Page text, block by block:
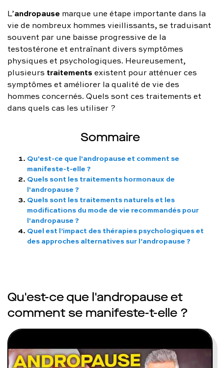
01 86 65 17 33
contact@charles.co
L’andropause marque une étape importante dans la
vie de nombreux hommes vieillissants, se traduisant
souvent par une baisse progressive de la
testostérone et entraînant divers symptômes
physiques et psychologiques. Heureusement,
plusieurs traitementsexistent pour atténuer ces
symptômes et améliorer la qualité de vie des
hommes concernés. Quels sont ces traitements et
dans quels cas les utiliser ?
Sommaire
Qu'est-ce que l'andropause et comment se
manifeste-t-elle ?
Quels sont les traitements hormonaux de
l'andropause ?
Quels sont les traitements naturels et les
modifications du mode de vie recommandés pour
l'andropause ?
Quel est l’impact des thérapies psychologiques et
des approches alternatives sur l’andropause ?
Qu'est-ce que l'andropause et
comment se manifeste-t-elle ?